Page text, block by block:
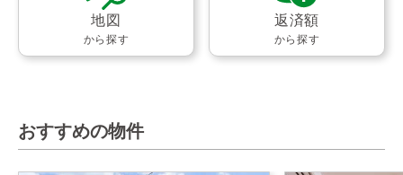
地図
から探す
返済額
から探す
おすすめの物件